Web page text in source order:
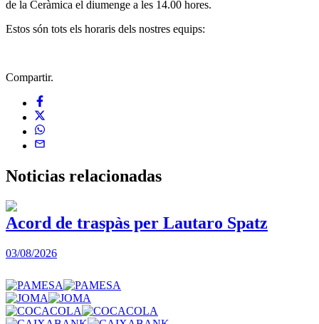
de la Ceràmica el diumenge a les 14.00 hores.
Estos són tots els horaris dels nostres equips:
Compartir.
Noticias relacionadas
Acord de traspàs per Lautaro Spatz
03/08/2026